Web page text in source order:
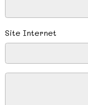
Site Internet